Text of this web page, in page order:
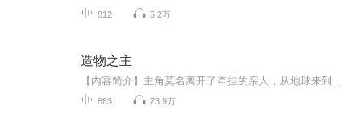
812 5.2万
造物之主
883 73.9万